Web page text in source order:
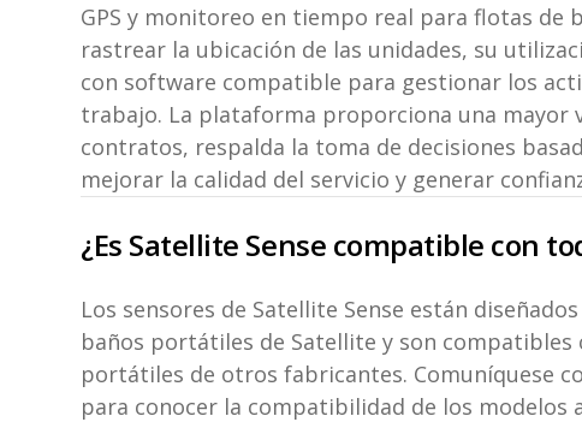
GPS y monitoreo en tiempo real para flotas de
rastrear la ubicación de las unidades, su
con software compatible para gestionar los
trabajo. La plataforma proporciona una mayor
contratos, respalda la toma de decisiones
mejorar la calidad del servicio y generar
¿Es Satellite Sense compatible con
Los sensores de Satellite Sense están
baños portátiles de Satellite y son compatibles
portátiles de otros fabricantes. Comuníquese
para conocer la compatibilidad de los modelos